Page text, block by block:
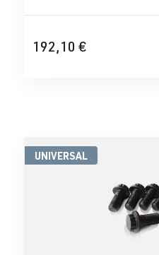
192,10 €
UNIVERSAL